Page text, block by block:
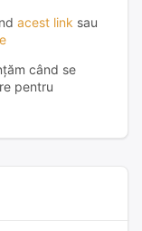
acest link sau
când se
pentru